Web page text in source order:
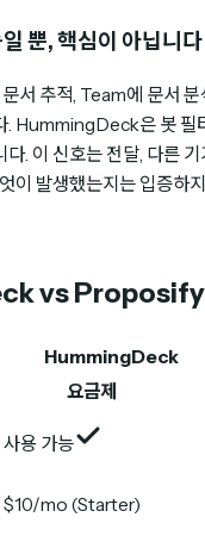
뿐, 핵심이 아닙니다
서 추적, Team에 문서 분
. HummingDeck은 봇 필
. 이 신호는 전달, 다른
이 발생했는지는 입증하
vs Proposify
HummingDeck
요금제
사용 가능
$10/mo (Starter)